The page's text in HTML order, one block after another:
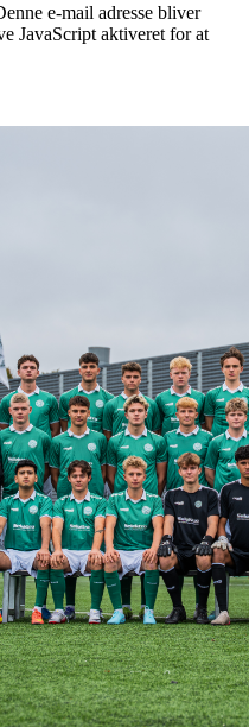
e-mail adresse bliver
JavaScript aktiveret for at